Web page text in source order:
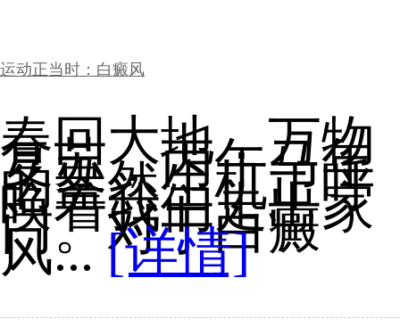
运动正当时：白癜风
春回大地，万物
复苏，丙午马年
的盎然生机正呼
唤着我们走出家
门。对于白癜
风... [详情]